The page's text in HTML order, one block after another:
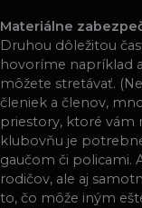
Materiálne
Druhou dôležitou
hovoríme napríklad
môžete stretávať.
členiek a členov,
priestory, ktoré vám
klubovňu je
gaučom či policami.
rodičov, ale aj
to, čo môže iným